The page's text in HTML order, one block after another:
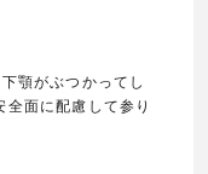
顎がぶつかってし
面に配慮して参り